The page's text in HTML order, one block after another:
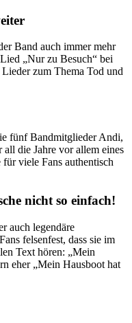
Band auch immer mehr
„Nur zu Besuch“ bei
zum Thema Tod und
fünf Bandmitglieder Andi,
die Jahre vor allem eines
viele Fans authentisch
nicht so einfach!
auch legendäre
felsenfest, dass sie im
Text hören: „Mein
eher „Mein Hausboot hat